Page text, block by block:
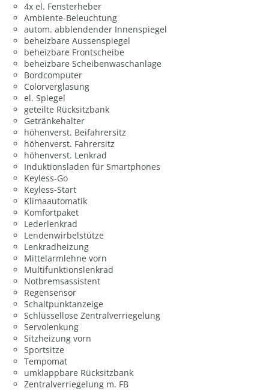
4x el. Fensterheber
Ambiente-Beleuchtung
autom. abblendender Innenspiegel
beheizbare Aussenspiegel
beheizbare Frontscheibe
beheizbare Scheibenwaschanlage
Bordcomputer
Colorverglasung
el. Spiegel
geteilte Rücksitzbank
Getränkehalter
höhenverst. Beifahrersitz
höhenverst. Fahrersitz
höhenverst. Lenkrad
Induktionsladen für Smartphones
Keyless-Go
Keyless-Start
Klimaautomatik
Komfortpaket
Lederlenkrad
Lendenwirbelstütze
Lenkradheizung
Mittelarmlehne vorn
Multifunktionslenkrad
Notbremsassistent
Regensensor
Schaltpunktanzeige
Schlüssellose Zentralverriegelung
Servolenkung
Sitzheizung vorn
Sportsitze
Tempomat
umklappbare Rücksitzbank
Zentralverriegelung m. FB